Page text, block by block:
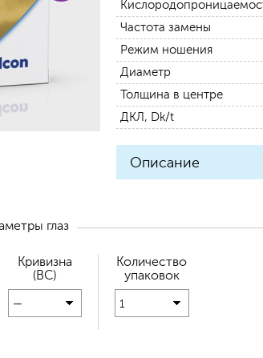
Частота замены
Режим ношения
Диаметр
Толщина в центре
ДКЛ, Dk/t
Описание
глаз
Кривизна
(BC)
—
Количество
упаковок
1